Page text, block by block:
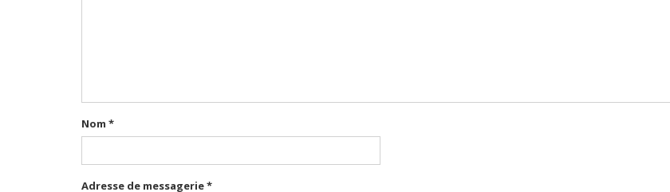
Nom *
Adresse de messagerie*